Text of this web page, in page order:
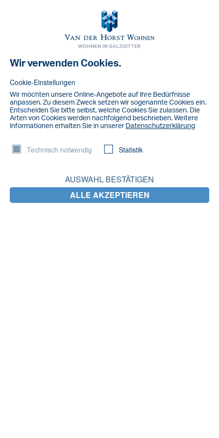
NACHRICHT
Kinderen 2020 3.3a
Kinderen 2020 3.3a
LETZTE NACHRICHTEN
Salzgitter fährt jetzt durch Braunschweig
Gemeinsam für ein blühendes Steterburg:
blühende Gärten, glückliche Gewinner!
Wir verwenden Cookies.
Cookie-Einstellungen
Wir möchten unsere Online-Angebote auf lhre Bedürfnisse
anpassen. Zu diesem Zweck setzen wir sogenannte Cookies ein.
Entscheiden Sie bitte selbst, welche Cookies Sie zulassen. Die
Arten von Cookies werden nachfolgend beschrieben. Weitere
lnformationen erhalten Sie in unserer Datenschutzerklärung
Technisch notwendig Statistik
AUSWAHL BESTÄTIGEN
ALLE AKZEPTIEREN